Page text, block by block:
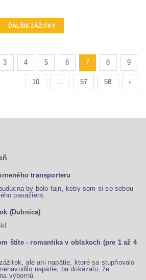
ĎALŠIE ZÁŽITKY
3 4 5 6 7 8 9
10 ... 57 58 ›
transporteru
by bolo fajn, keby som si so sebou
pasažiera.
(Dubnica)
štíte - romantika v oblakoch (pre 1 až 4
ale ani napätie, ktoré sa stupňovalo
napätie, ba dokázalo, že
výbornú.